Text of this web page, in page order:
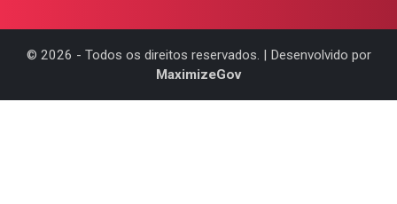
© 2026 - Todos os direitos reservados. | Desenvolvido por
MaximizeGov